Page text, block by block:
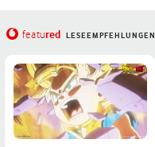
featured LESEEMPFEHLUNGEN